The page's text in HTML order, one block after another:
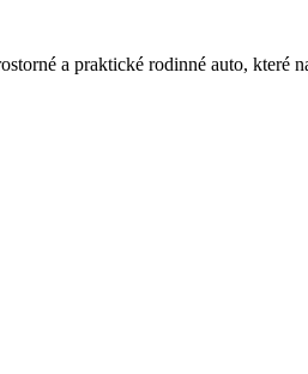
a praktické rodinné auto, které